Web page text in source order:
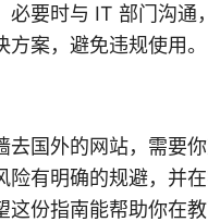
必要时与 IT 部门沟通
案，避免违规使用。
去国外的网站，需要
险有明确的规避，并
这份指南能帮助你在